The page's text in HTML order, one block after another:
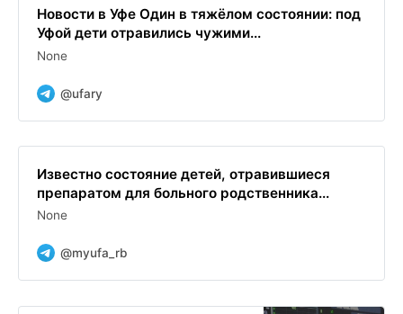
Новости в Уфе Один в тяжёлом состоянии: под
Уфой дети отравились чужими...
None
@ufary
Известно состояние детей, отравившиеся
препаратом для больного родственника...
None
@myufa_rb